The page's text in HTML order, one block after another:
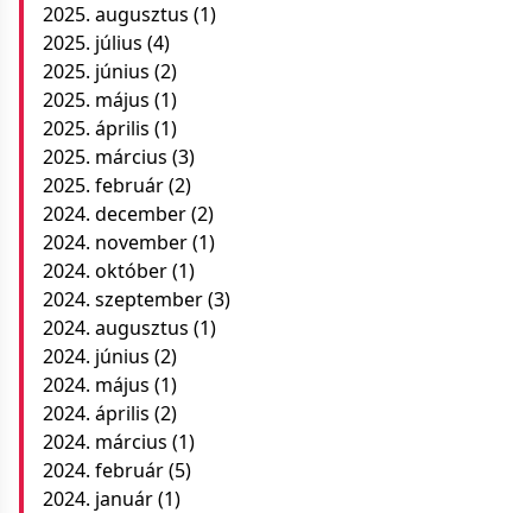
2025. augusztus (1)
2025. július (4)
2025. június (2)
2025. május (1)
2025. április (1)
2025. március (3)
2025. február(2)
2024. december(2)
2024. november(1)
2024. október(1)
2024. szeptember(3)
2024. augusztus (1)
2024. június (2)
2024. május (1)
2024. április (2)
2024. március (1)
2024. február(5)
2024. január(1)